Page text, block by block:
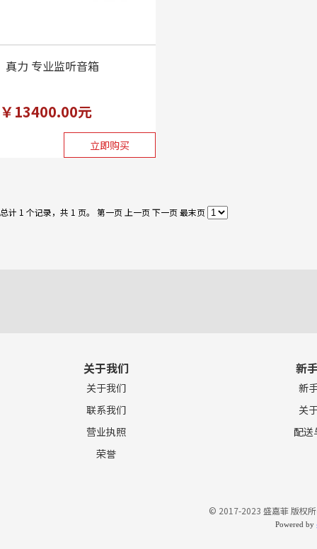
真力 专业监听音箱
￥13400.00元
立即购买
总计 1 个记录，共 1 页。 第一页 上一页下一页最末页
关于我们
关于我们
联系我们
营业执照
荣誉
新
新
关
配送
© 2017-2023 盛嘉菲 版权
Powered by